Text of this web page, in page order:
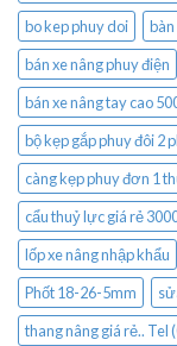
bo kep phuy doi
bàn
bán xe nâng phuy điện
bán xe nâng tay cao
bộ kẹp gắp phuy đôi 2
càng kẹp phuy đơn 1
cẩu thuỷ lực giá rẻ
lốp xe nâng nhập khẩu
Phốt 18-26-5mm
thang nâng giá rẻ.. Tel